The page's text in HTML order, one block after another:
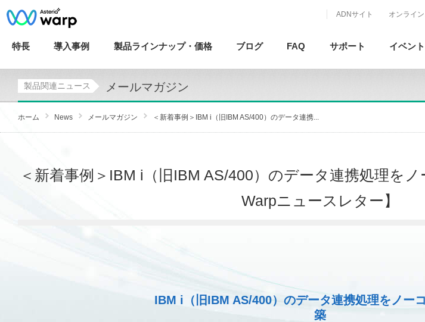
ADNサイト オンライ
特長 導入事例 製品ラインナップ・ 価格 ブログ FAQ サポート イベント
製品関連ニュース メールマガジン
ホーム News メールマガジン ＜新着事例＞IBM i（旧IBM AS/400）のデータ連携...
＜新着事例＞IBM i（旧IBM AS/400）のデータ連携処理を
Warpニュースレター】
IBM i（旧IBM AS/400）のデータ連携処理をノー
築